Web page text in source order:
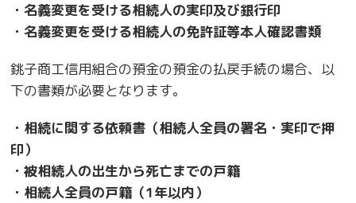
・名義変更を受ける相続人の実印及び銀行印
・名義変更を受ける相続人の免許証等本人確認書類
銚子商工信用組合の預金の預金の払戻手続の場合、以
下の書類が必要となります。
・相続に関する依頼書（相続人全員の署名・実印で押
印）
・被相続人の出生から死亡までの戸籍
・相続人全員の戸籍（1年以内）